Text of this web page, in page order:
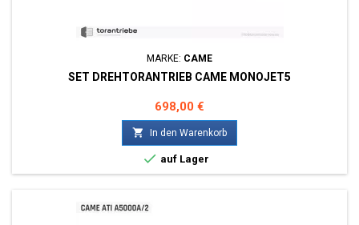
MARKE: CAME
SET DREHTORANTRIEB CAME MONOJET5
Preis
698,00 €
 In den Warenkorb
 auf Lager